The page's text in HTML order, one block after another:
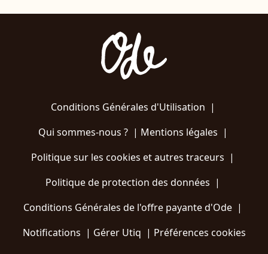
Conditions Générales d'Utilisation |
Qui sommes-nous ?| Mentions légales |
Politique sur les cookies et autres traceurs |
Politique de protection des données |
Conditions Générales de l'offre payante d'Ode |
Notifications | Gérer Utiq | Préférences cookies